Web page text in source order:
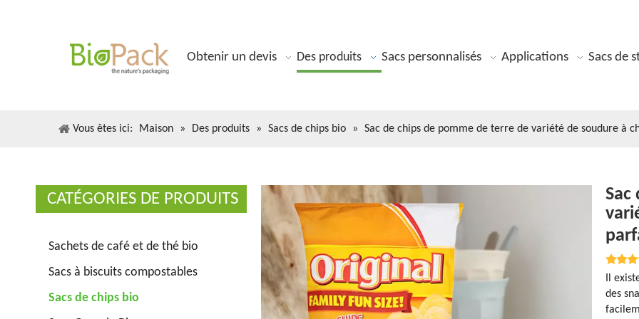
Obtenir un devis Des produits Sacs personnalisés Applications Sacs de
Vous êtes ici: Maison » Des produits » Sacs de chips bio » Sac de chips de pomme de terre de variété de soudure à
CATÉGORIES DE PRODUITS
Sachets de café et de thé bio
Sacs à biscuits compostables
Sacs de chips bio
Sac
Il
des